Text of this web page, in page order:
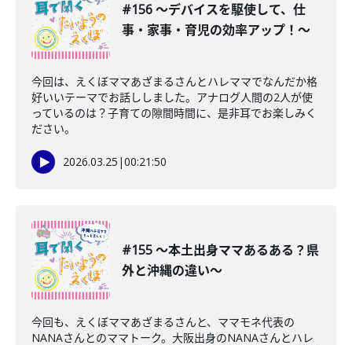
#156 〜デバイスを駆使して、仕
事・家事・育児の効率アップ！〜
今回は、えくぼママあざまるさんとハレママでなんだか格
好いいテーマでお話ししました。アナログ人間の2人が使
っているのは？子育ての隙間時間に、是非耳でお楽しみく
ださい。
2026.03.25 |00:21:50
#155 〜本土出身ママあるある？県
外と沖縄の違い〜
今回も、えくぼママあざまるさんと、ママモネ代表の
NANAさんとのママトーク。大阪出身のNANAさんとハレ